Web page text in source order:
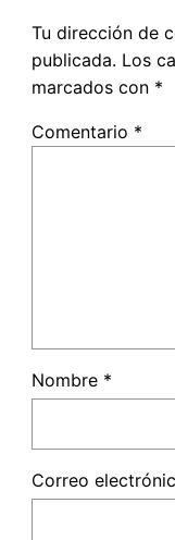
Tu dirección de
publicada. Los
marcados con *
Comentario *
Nombre *
Correo